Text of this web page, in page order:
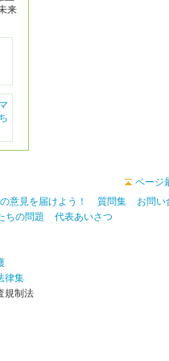
来
ページ
意見を届けよう！
質問集 お問い
ちの問題
代表あいさつ
律集
規制法